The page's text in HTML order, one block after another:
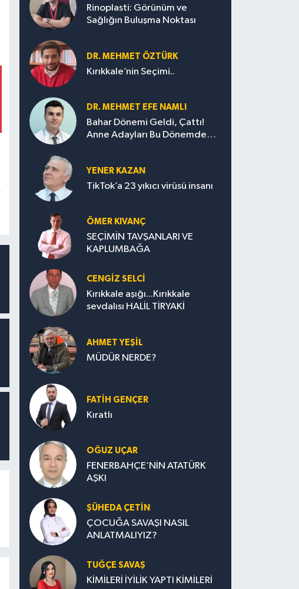
Rinoplasti: Görünüm ve
Sağlığın Buluşma Noktası
DR. MEHMET ÖZTÜRK
Kırıkkale’nin Seçimi..
DR. MEHMET EFE NAMLI
Bahar Dönemi Geldi, Çattı!
Anne Adayları Bu Dönemde
YENER KAZAN
TikTok’a 23 yıkıcı virüsü insanı
ÖMER KIVANÇ
SEÇİMİN TAVŞANLARI VE
KAPLUMBAĞA
CENGİZ SELCİ
Kırıkkale aşığı...Kırıkkale
sevdalısı HALİL TİRYAKİ
AHMET YEŞİL
MÜDÜR NERDE?
FATIH GENÇER
Kıratlı
OĞUZ UÇAR
FENERBAHÇE’NİN ATATÜRK
AŞKI
ŞÜHEDA ÇETİN
ÇOCUĞA SAVAŞI NASIL
ANLATMALIYIZ?
TUĞÇE SAVAŞ
KİMİLERİ İYİLİK YAPTI KİMİLERİ